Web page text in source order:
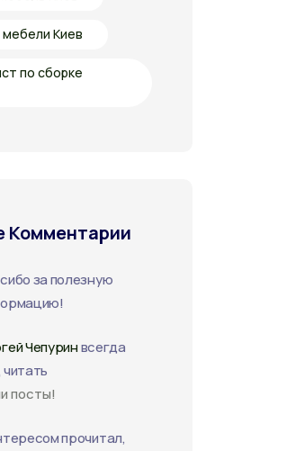
мебели Киев
по сборке
Комментарии
за полезную
Чепуринвсегда
посты!
прочитал,